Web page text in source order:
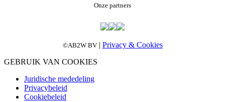
Onze partners
©AB2W BV| Privacy & Cookies
GEBRUIK VAN COOKIES
Juridische mededeling
Privacybeleid
Cookiebeleid